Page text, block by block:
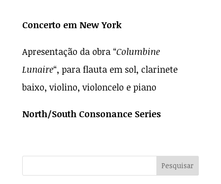
Concerto em New York
Apresentação da obra “Columbine
Lunaire“, para flauta em sol, clarinete
baixo, violino, violoncelo e piano
North/South Consonance Series